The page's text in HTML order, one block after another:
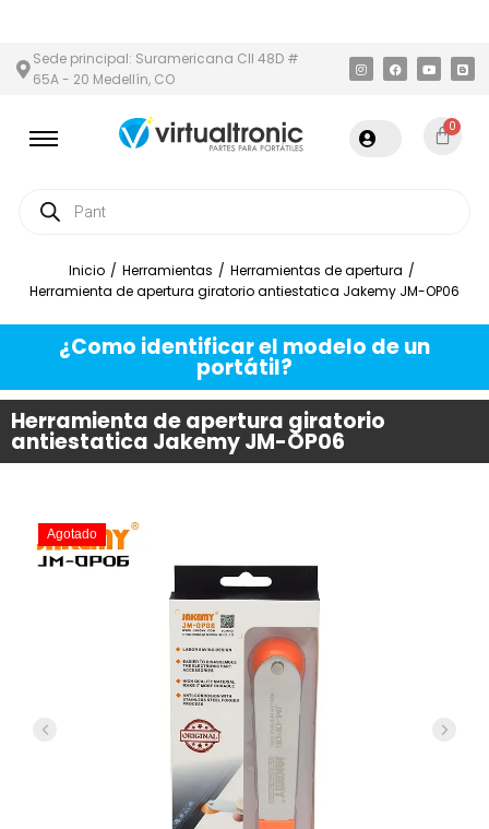
Sede principal: Suramericana Cll 48D #
65A - 20 Medellín, CO
0
Inicio / Herramientas / Herramientas de apertura /
Herramienta de apertura giratorio antiestatica Jakemy JM-OP06
¿Como identificar el modelo de un
portátil?
Herramienta de apertura giratorio
antiestatica Jakemy JM-OP06
Agotado